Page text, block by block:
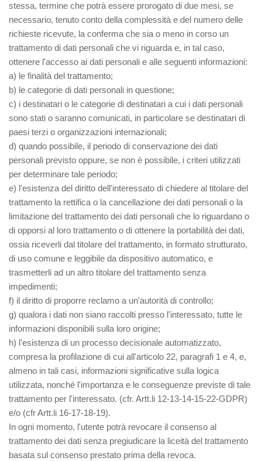
stessa, termine che potrà essere prorogato di due mesi, se
necessario, tenuto conto della complessità e del numero delle
richieste ricevute, la conferma che sia o meno in corso un
trattamento di dati personali che vi riguarda e, in tal caso,
ottenere l'accesso ai dati personali e alle seguenti informazioni:
a) le finalità del trattamento;
b) le categorie di dati personali in questione;
c) i destinatari o le categorie di destinatari a cui i dati personali
sono stati o saranno comunicati, in particolare se destinatari di
paesi terzi o organizzazioni internazionali;
d) quando possibile, il periodo di conservazione dei dati
personali previsto oppure, se non è possibile, i criteri utilizzati
per determinare tale periodo;
e) l'esistenza del diritto dell'interessato di chiedere al titolare del
trattamento la rettifica o la cancellazione dei dati personali o la
limitazione del trattamento dei dati personali che lo riguardano o
di opporsi al loro trattamento o di ottenere la portabilità dei dati,
ossia riceverli dal titolare del trattamento, in formato strutturato,
di uso comune e leggibile da dispositivo automatico, e
trasmetterli ad un altro titolare del trattamento senza
impedimenti;
f) il diritto di proporre reclamo a un'autorità di controllo;
g) qualora i dati non siano raccolti presso l'interessato, tutte le
informazioni disponibili sulla loro origine;
h) l'esistenza di un processo decisionale automatizzato,
compresa la profilazione di cui all'articolo 22, paragrafi 1 e 4, e,
almeno in tali casi, informazioni significative sulla logica
utilizzata, nonché l'importanza e le conseguenze previste di tale
trattamento per l'interessato. (cfr. Artt.li 12-13-14-15-22-GDPR)
e/o (cfr Artt.li 16-17-18-19).
In ogni momento, l'utente potrà revocare il consenso al
trattamento dei dati senza pregiudicare la liceità del trattamento
basata sul consenso prestato prima della revoca.